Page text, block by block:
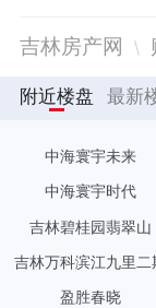
吉林房产网
附近楼盘 最新
中海寰宇未来
中海寰宇时代
吉林碧桂园翡翠山
吉林万科滨江九里二
盈胜春晓